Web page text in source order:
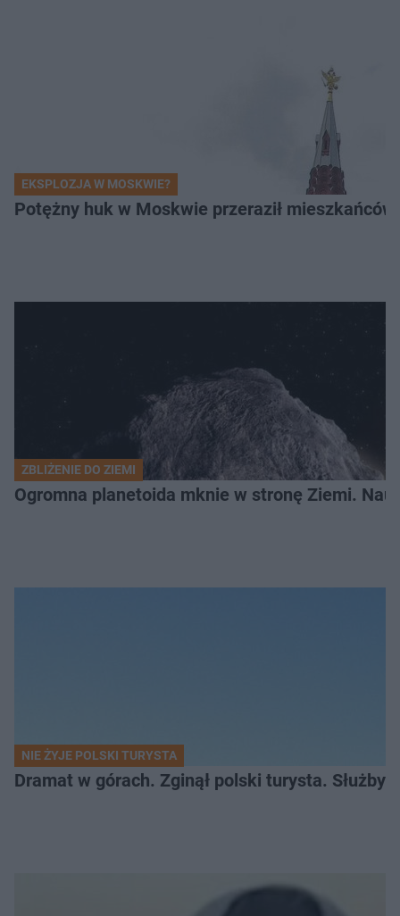
EKSPLOZJA W MOSKWIE?
Potężny huk w Moskwie przeraził
ZBLIŻENIE DO ZIEMI
Ogromna planetoida mknie w stronę Ziemi.
NIE ŻYJE POLSKI TURYSTA
Dramat w górach. Zginął polski turysta. Służby